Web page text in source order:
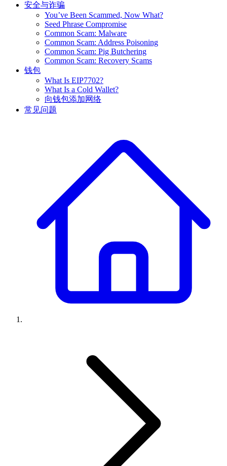
安全与诈骗
You’ve Been Scammed, Now What?
Seed Phrase Compromise
Common Scam: Malware
Common Scam: Address Poisoning
Common Scam: Pig Butchering
Common Scam: Recovery Scams
钱包
What Is EIP7702?
What Is a Cold Wallet?
向钱包添加网络
常见问题